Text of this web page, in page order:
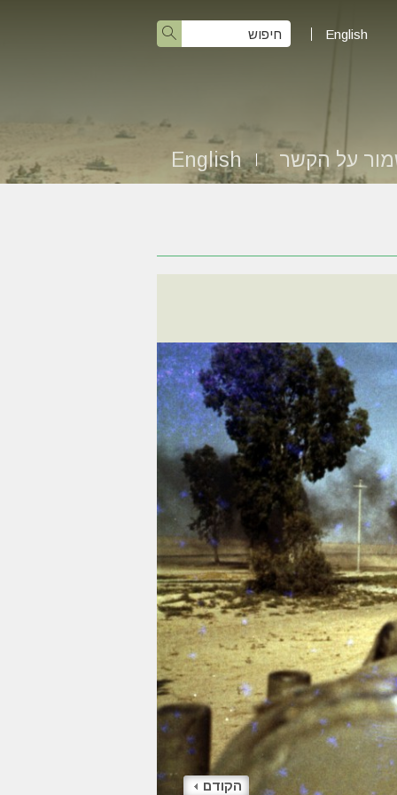
English
על הקשר English
הקודם